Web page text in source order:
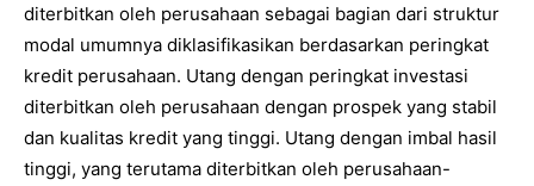
diterbitkan oleh perusahaan sebagai bagian dari struktur
modal umumnya diklasifikasikan berdasarkan peringkat
kredit perusahaan. Utang dengan peringkat investasi
diterbitkan oleh perusahaan dengan prospek yang stabil
dan kualitas kredit yang tinggi. Utang dengan imbal hasil
tinggi, yang terutama diterbitkan oleh perusahaan-